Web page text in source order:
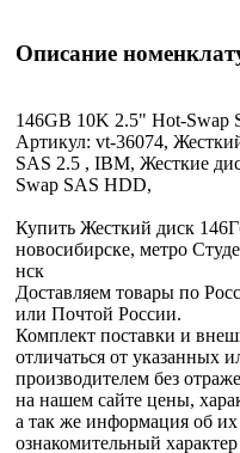
Описание
146GB 10K 2.5" Hot-Swap
Артикул: vt-36074,
SAS 2.5 , IBM, Жесткие
Swap SAS HDD,
Купить Жесткий диск
новосибирске, метро
нск
Доставляем товары по
или Почтой России.
Комплект поставки и
отличаться от указанных
производителем без
на нашем сайте цены,
а так же информация об
ознакомительный